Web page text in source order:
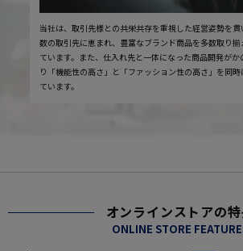
当社は、取引先様との共栄共存を重視した経営姿勢を
数の取引先に恵まれ、豊富なブランド商品を多数取り
ています。また、仕入れ先と一体になった商品開発が
り「機能性の高さ」と「ファッション性の高さ」を同
ています。
オンラインストアの
ONLINE STORE